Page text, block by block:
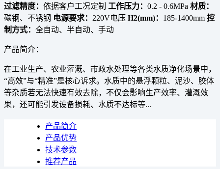
过滤精度： 依据客户工况定制 工作压力： 0.2 - 0.6MPa 材质：
碳钢、不锈钢 电源要求： 220V电压 H2(mm)： 185-1400mm 控
制方式： 全自动、半自动、手动
产品简介：
在工业生产、农业灌溉、市政水处理等各类水质净化场景中，
“高效”与“精准”是核心诉求。水质中的悬浮颗粒、泥沙、胶体
等杂质若无法快速有效去除，不仅会影响生产效率、灌溉效
果，还可能引发设备损耗、水质不达标等...
产品简介
产品优势
技术参数
推荐产品